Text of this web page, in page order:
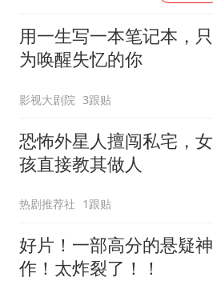
用一生写一本笔记本，只
为唤醒失忆的你
影视大剧院 3跟贴
恐怖外星人擅闯私宅，女
孩直接教其做人
热剧推荐社 1跟贴
好片！一部高分的悬疑神
作！太炸裂了！！